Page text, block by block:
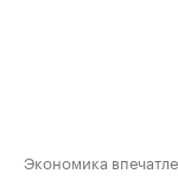
Экономика